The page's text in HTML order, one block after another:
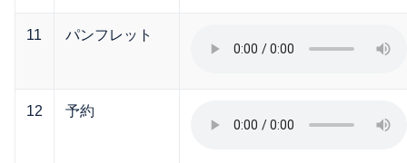
11 パンフレット
12 予約